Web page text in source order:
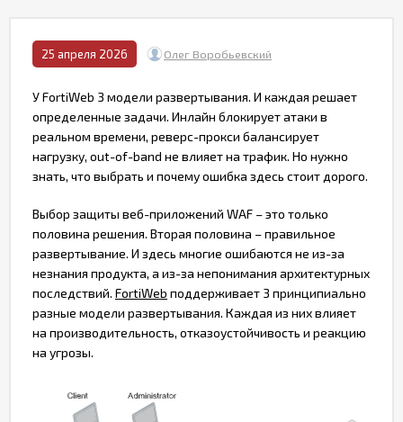
25 апреля 2026 Олег Воробьевский
У FortiWeb 3 модели развертывания. И каждая решает
определенные задачи. Инлайн блокирует атаки в
реальном времени, реверс-прокси балансирует
нагрузку, out-of-band не влияет на трафик. Но нужно
знать, что выбрать и почему ошибка здесь стоит дорого.
Выбор защиты веб-приложений WAF – это только
половина решения. Вторая половина – правильное
развертывание. И здесь многие ошибаются не из-за
незнания продукта, а из-за непонимания архитектурных
последствий. FortiWeb поддерживает 3 принципиально
разные модели развертывания. Каждая из них влияет
на производительность, отказоустойчивость и реакцию
на угрозы.